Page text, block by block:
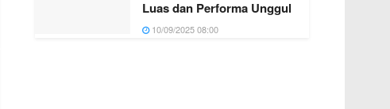
Luas dan Performa Unggul
10/09/2025 08:00